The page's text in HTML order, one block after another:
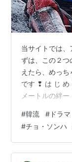
当サイトでは、
ずは、この２
えたら、めっ
です ❢ は じ め
メートルの絆
サークルのご案
イ!! NO MUSIC
サークル ビバ
ールをろう ❢
#韓流 # ドラマ
#チョ・ソンハ